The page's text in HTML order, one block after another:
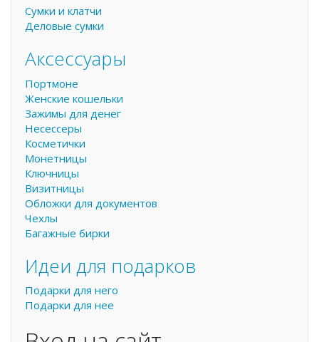
Сумки и клатчи
Деловые сумки
Аксессуары
Портмоне
Женские кошельки
Зажимы для денег
Несессеры
Косметички
Монетницы
Ключницы
Визитницы
Обложки для документов
Чехлы
Багажные бирки
Идеи для подарков
Подарки для него
Подарки для нее